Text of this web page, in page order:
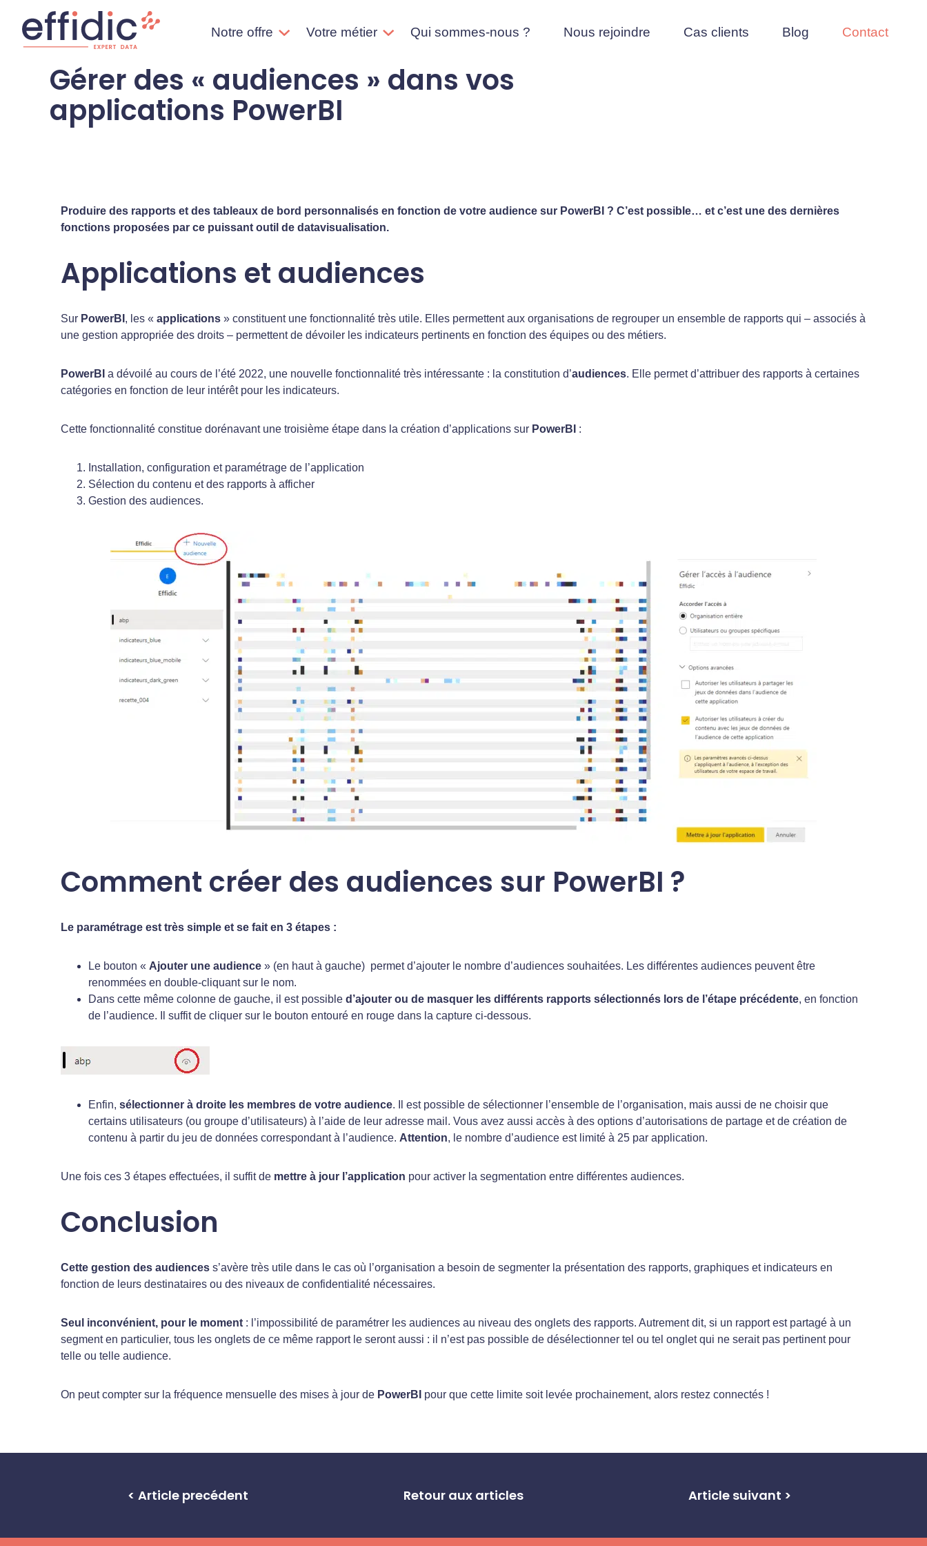
directement
Effidic – Expert Data
Faites briller vos données !
Notre offre Votre métier Qui sommes-nous ? Nous rejoindre Cas clients Blog Contact
Gérer des « audiences » dans vos
applications PowerBI
Produire des rapports et des tableaux de bord personnalisés en fonction de votre audience sur PowerBI ? C’est possible… et c’est une des dernières
fonctions proposées par ce puissant outil de datavisualisation.
Applications et audiences
Sur PowerBI , les « applications » constituent une fonctionnalité très utile. Elles permettent aux organisations de regrouper un ensemble de rapports qui – associés à
une gestion appropriée des droits – permettent de dévoiler les indicateurs pertinents en fonction des équipes ou des métiers.
PowerBI a dévoilé au cours de l’été 2022, une nouvelle fonctionnalité très intéressante : la constitution d’audiences. Elle permet d’attribuer des rapports à certaines
catégories en fonction de leur intérêt pour les indicateurs.
Cette fonctionnalité constitue dorénavant une troisième étape dans la création d’applications sur PowerBI :
Installation, configuration et paramétrage de l’application
Sélection du contenu et des rapports à afficher
Gestion des audiences.
Comment créer des audiences sur PowerBI ?
Le paramétrage est très simple et se fait en 3 étapes :
Le bouton « Ajouter une audience » (en haut à gauche) permet d’ajouter le nombre d’audiences souhaitées. Les différentes audiences peuvent être
renommées en double-cliquant sur le nom.
Dans cette même colonne de gauche, il est possible d’ajouter ou de masquer les différents rapports sélectionnés lors de l’étape précédente, en fonction
de l’audience. Il suffit de cliquer sur le bouton entouré en rouge dans la capture ci-dessous.
Enfin, sélectionner à droite les membres de votre audience. Il est possible de sélectionner l’ensemble de l’organisation, mais aussi de ne choisir que
certains utilisateurs (ou groupe d’utilisateurs) à l’aide de leur adresse mail. Vous avez aussi accès à des options d’autorisations de partage et de création de
contenu à partir du jeu de données correspondant à l’audience. Attention, le nombre d’audience est limité à 25 par application.
Une fois ces 3 étapes effectuées, il suffit de mettre à jour l’application pour activer la segmentation entre différentes audiences.
Conclusion
Cette gestion des audiences s’avère très utile dans le cas où l’organisation a besoin de segmenter la présentation des rapports, graphiques et indicateurs en
fonction de leurs destinataires ou des niveaux de confidentialité nécessaires.
Seul inconvénient, pour le moment : l’impossibilité de paramétrer les audiences au niveau des onglets des rapports. Autrement dit, si un rapport est partagé à un
segment en particulier, tous les onglets de ce même rapport le seront aussi : il n’est pas possible de désélectionner tel ou tel onglet qui ne serait pas pertinent pour
telle ou telle audience.
On peut compter sur la fréquence mensuelle des mises à jour de PowerBI pour que cette limite soit levée prochainement, alors restez connectés !
< Article precédent Retour aux articles Article suivant >